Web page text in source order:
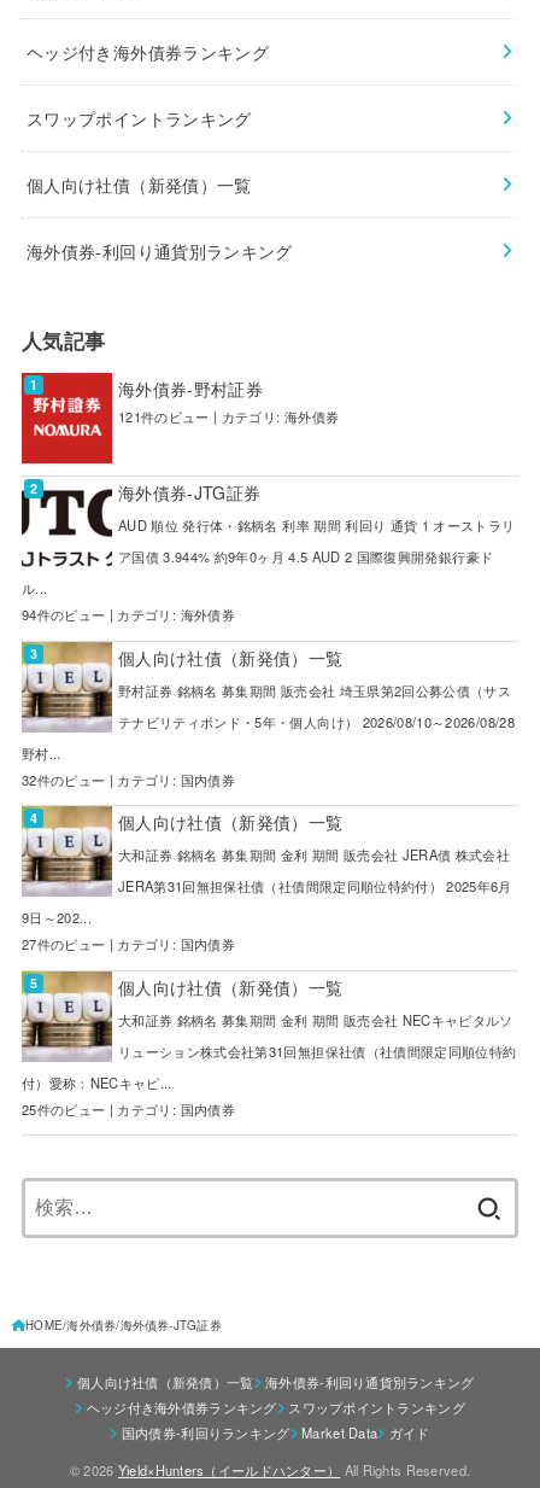
ヘッジ付き海外債券ランキング
スワップポイントランキング
個人向け社債（新発債）一覧
海外債券-利回り通貨別ランキング
人気記事
海外債券-野村証券
121件のビュー | カテゴリ: 海外債券
海外債券-JTG証券
AUD 順位 発行体・銘柄名 利率 期間 利回り 通貨 1 オーストラリ
ア国債 3.944% 約9年0ヶ月 4.5 AUD 2 国際復興開発銀行豪ド
ル...
94件のビュー | カテゴリ: 海外債券
個人向け社債（新発債）一覧
野村証券 銘柄名 募集期間 販売会社 埼玉県第2回公募公債（サス
テナビリティボンド・5年・個人向け） 2026/08/10～2026/08/28
野村...
32件のビュー | カテゴリ: 国内債券
個人向け社債（新発債）一覧
大和証券 銘柄名 募集期間 金利 期間 販売会社 JERA債 株式会社
JERA第31回無担保社債（社債間限定同順位特約付） 2025年6月
9日～202...
27件のビュー | カテゴリ: 国内債券
個人向け社債（新発債）一覧
大和証券 銘柄名 募集期間 金利 期間 販売会社 NECキャピタルソ
リューション株式会社第31回無担保社債（社債間限定同順位特約
付）愛称：NECキャピ...
25件のビュー | カテゴリ: 国内債券
HOME 海外債券 海外債券-JTG証券
個人向け社債（新発債）一覧
海外債券-利回り通貨別ランキング
ヘッジ付き海外債券ランキング
スワップポイントランキング
国内債券-利回りランキング
Market Data
ガイド
© 2026 Yield×Hunters（イールドハンター） All Rights Reserved.